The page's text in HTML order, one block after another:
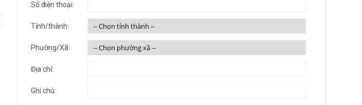
Số điện thoại:
Tỉnh/thành:
Phường/Xã:
Địa chỉ:
Ghi chú: